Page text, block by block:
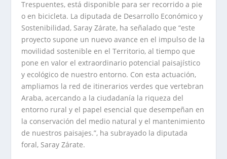
Trespuentes, está disponible para ser recorrido a pie
o en bicicleta. La diputada de Desarrollo Económico y
Sostenibilidad, Saray Zárate, ha señalado que “este
proyecto supone un nuevo avance en el impulso de la
movilidad sostenible en el Territorio, al tiempo que
pone en valor el extraordinario potencial paisajístico
y ecológico de nuestro entorno. Con esta actuación,
ampliamos la red de itinerarios verdes que vertebran
Araba, acercando a la ciudadanía la riqueza del
entorno rural y el papel esencial que desempeñan en
la conservación del medio natural y el mantenimiento
de nuestros paisajes.”, ha subrayado la diputada
foral, Saray Zárate.